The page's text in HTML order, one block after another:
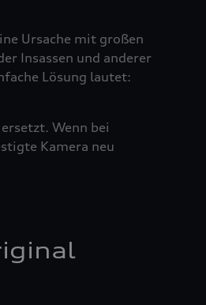
Ursache mit großen
Insassen und anderer
Lösung lautet:
Wenn bei
Kamera neu